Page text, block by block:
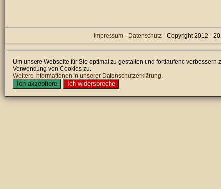
Impressum - Datenschutz - Copyright 2012 -
Um unsere Webseite für Sie optimal zu gestalten und fortlaufend
Verwendung von Cookies zu.
Weitere Informationen in unserer Datenschutzerklärung.
Ich akzeptiere Ich widerspreche